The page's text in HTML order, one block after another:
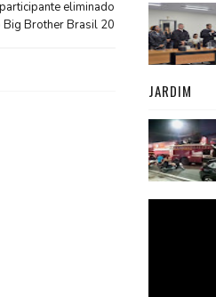
eliminado
Big Brother Brasil 20
JARDIM